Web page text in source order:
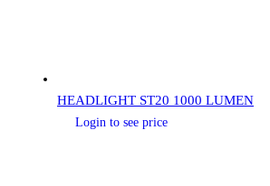
HEADLIGHT ST20 1000 LUMEN
Login to see price